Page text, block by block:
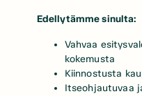
Edellytämme sinulta:
Vahvaa
kokemusta
Kiinnostusta
Itseohjautuvaa